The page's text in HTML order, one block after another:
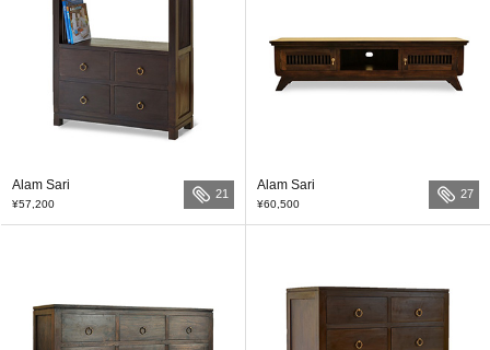
Alam Sari
¥57,200
21
Alam Sari
¥60,500
27